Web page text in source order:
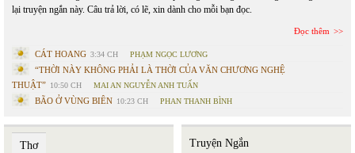
lại truyện ngắn này. Câu trả lời, có lẽ, xin dành cho mỗi bạn đọc.
Đọc thêm
CÁT HOANG 3:34 CH PHẠM NGỌC LƯƠNG
“THỜI NÀY KHÔNG PHẢI LÀ THỜI CỦA VĂN CHƯƠNG NGHỆ
THUẬT” 10:50 CH MAI AN NGUYỄN ANH TUẤN
BÃO Ở VÙNG BIÊN 10:23 CH PHAN THANH BÌNH
Thơ Truyện Ngắn